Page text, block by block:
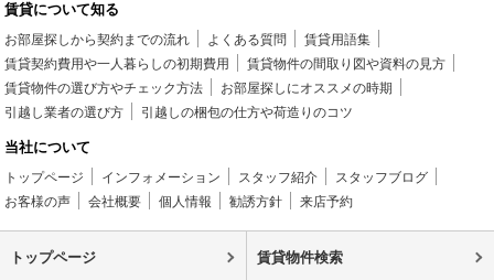
賃貸について知る
お部屋探しから契約までの流れ よくある質問
賃貸用語集
賃貸契約費用や一人暮らしの初期費用
賃貸物件の間取り図や資料の見方
賃貸物件の選び方やチェック方法
お部屋探しにオススメの時期
引越し業者の選び方
引越しの梱包の仕方や荷造りのコツ
当社について
トップページ インフォメーション スタッフ紹介
スタッフブログ
お客様の声
会社概要 個人情報 勧誘方針 来店予約
トップページ 賃貸物件検索